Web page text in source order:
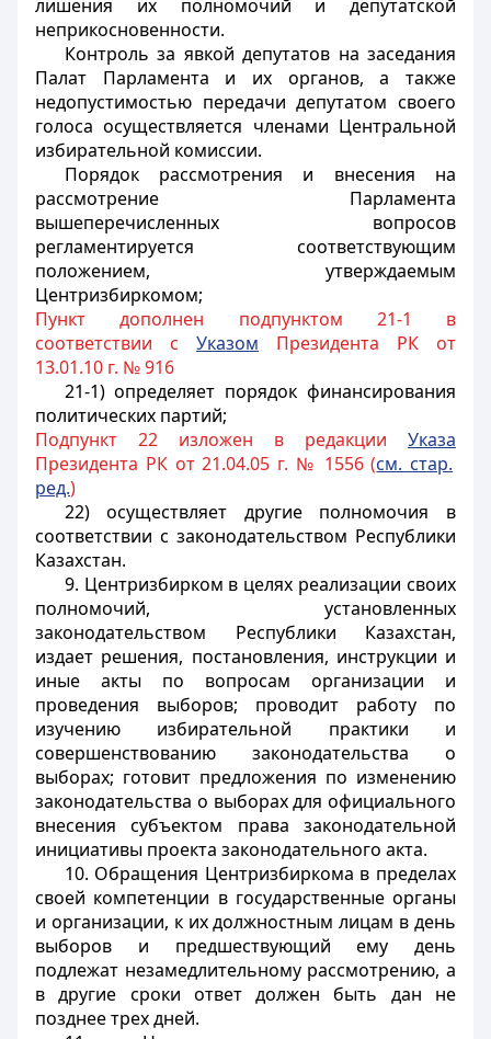
лишения их полномочий и депутатской
неприкосновенности.
Контроль за явкой депутатов на заседания
Палат Парламента и их органов, а также
недопустимостью передачи депутатом своего
голоса осуществляется членами Центральной
избирательной комиссии.
Порядок рассмотрения и внесения на
рассмотрение Парламента
вышеперечисленных вопросов
регламентируется соответствующим
положением, утверждаемым
Центризбиркомом;
Пункт дополнен подпунктом 21-1 в
соответствии с Указом Президента РК от
13.01.10 г. № 916
21-1) определяет порядок финансирования
политических партий;
Подпункт 22 изложен в редакции Указа
Президента РК от 21.04.05 г. № 1556 (см. стар.
ред.)
22)осуществляет другие полномочия в
соответствии с законодательством Республики
Казахстан.
9. Центризбирком в целях реализации своих
полномочий, установленных
законодательством Республики Казахстан,
издает решения, постановления, инструкции и
иные акты по вопросам организации и
проведения выборов; проводит работу по
изучению избирательной практики и
совершенствованию законодательства о
выборах; готовит предложения по изменению
законодательства о выборах для официального
внесения субъектом права законодательной
инициативы проекта законодательного акта.
10. Обращения Центризбиркома в пределах
своей компетенции в государственные органы
и организации, к их должностным лицам в день
выборов и предшествующий ему день
подлежат незамедлительному рассмотрению, а
в другие сроки ответ должен быть дан не
позднее трех дней.